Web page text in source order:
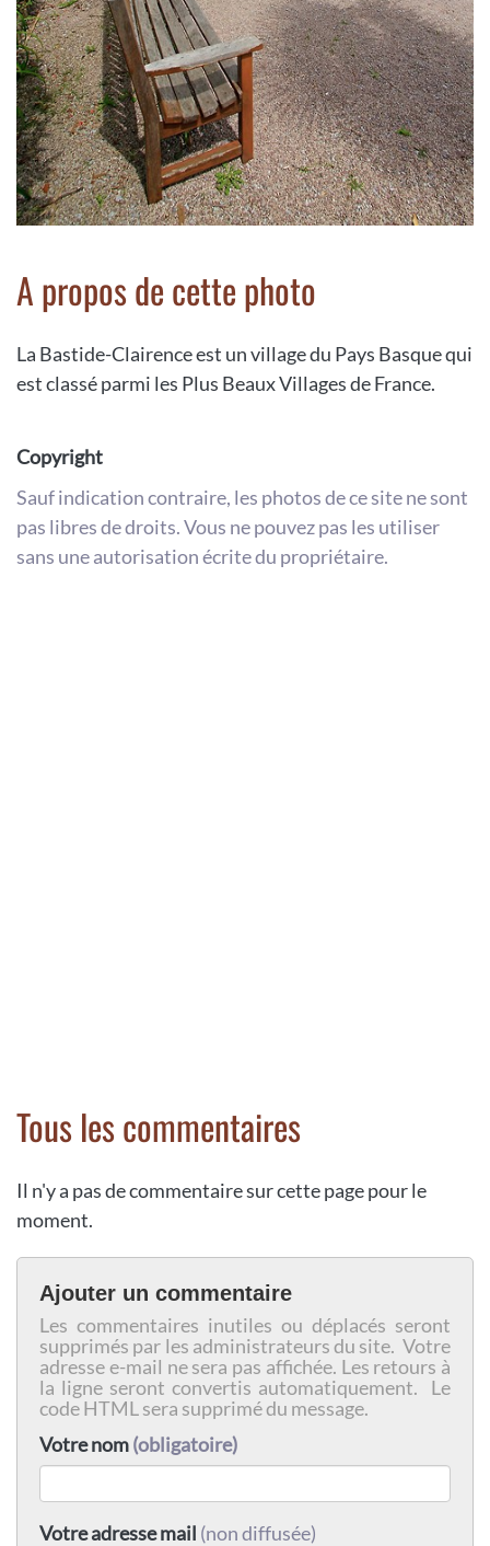
A propos de cette photo
La Bastide-Clairence est un village du Pays Basque qui
est classé parmi les Plus Beaux Villages de France.
Copyright
Sauf indication contraire, les photos de ce site ne sont
pas libres de droits. Vous ne pouvez pas les utiliser
sans une autorisation écrite du propriétaire.
Tous les commentaires
Il n'y a pas de commentaire sur cette page pour le
moment.
Ajouter un commentaire
Les commentaires inutiles ou déplacés seront
supprimés par les administrateurs du site. Votre
adresse e-mail ne sera pas affichée. Les retours à
la ligne seront convertis automatiquement. Le
code HTML sera supprimé du message.
Votre nom(obligatoire)
Votre adresse mail (non diffusée)